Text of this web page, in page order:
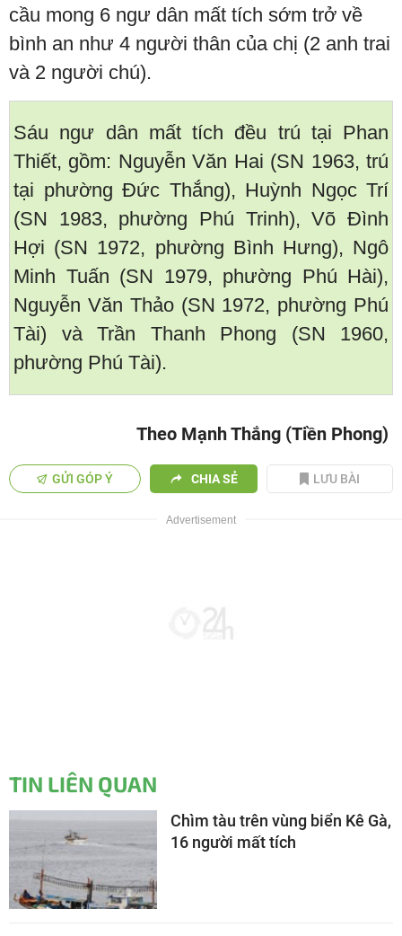
cầu mong 6 ngư dân mất tích sớm trở về
bình an như 4 người thân của chị (2 anh trai
và 2 người chú).
Sáu ngư dân mất tích đều trú tại Phan
Thiết, gồm: Nguyễn Văn Hai (SN 1963, trú
tại phường Đức Thắng), Huỳnh Ngọc Trí
(SN 1983, phường Phú Trinh), Võ Đình
Hợi (SN 1972, phường Bình Hưng), Ngô
Minh Tuấn (SN 1979, phường Phú Hài),
Nguyễn Văn Thảo (SN 1972, phường Phú
Tài) và Trần Thanh Phong (SN 1960,
phường Phú Tài).
Theo Mạnh Thắng (Tiền Phong)
GỬI GÓP Ý CHIA SẺ LƯU BÀI
TIN LIÊN QUAN
Chìm tàu trên vùng biển Kê Gà,
16 người mất tích